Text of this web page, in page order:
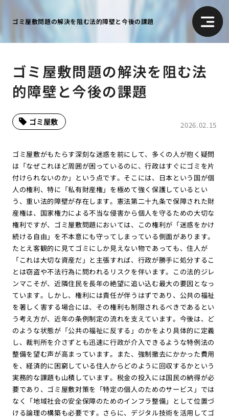
ゴミ屋敷問題の解決を阻む法的障壁と今後の課題
ゴミ屋敷問題の解決を阻む法
的障壁と今後の課題
2026.02.15
ゴミ屋敷
ゴミ屋敷がもたらす深刻な迷惑を前にして、多くの人が抱く疑問
は「なぜこれほど周囲が困っているのに、行政はすぐにゴミを片
付けられないのか」という点です。そこには、日本という国が個
人の権利、特に「私有財産権」を極めて強く保護しているとい
う、重い法的障壁が存在します。憲法第二十九条で保障された財
産権は、国家権力による不当な侵害から個人を守るための大切な
権利ですが、ゴミ屋敷問題においては、この権利が「迷惑をかけ
続ける自由」を不本意にも守ってしまっている側面があります。
たとえ客観的に見てゴミにしか見えない物であっても、住人が
「これは大切な資産だ」と主張すれば、行政が勝手に処分するこ
とは窃盗や不法行為に問われるリスクを伴います。この法的ジレ
ンマこそが、近隣住民を長年の絶望に追い込む最大の要因となっ
ています。しかし、権利には責任が伴うはずであり、公共の福祉
を著しく害する場合には、その権利も制限されるべきであるとい
う考え方が、近年の条例制定の流れを支えています。今後は、ど
のような状態が「公共の福祉に反する」のかをより具体的に定義
し、裁判所を介さずとも迅速に行政が介入できるような特例法の
整備を望む声が高まっています。また、強制撤去にかかった費用
を、経済的に困窮している住人からどのように回収するかという
実務的な課題も山積しています。税金の投入には国民の納得が必
要であり、ゴミ屋敷対策を「特定の個人のためのサービス」では
なく「地域社会の安全保障のためのインフラ整備」として位置づ
ける論理の構築も必要です。さらに、デジタル技術を活用してゴ